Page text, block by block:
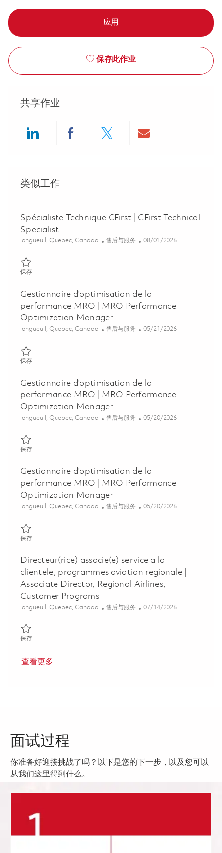
应用
保存此作业
共享作业
类似工作
Spécialiste Technique CFirst | CFirst Technical
Specialist
位置
longueuil, Quebec, Canada 类别
售后与服务 Posted Date
08/01/2026
保存保存 Spécialiste Technique CFirst | CFirst Technical Specialist
Gestionnaire d'optimisation de la
performance MRO | MRO Performance
Optimization Manager
位置
longueuil, Quebec, Canada 类别
售后与服务 Posted Date
05/21/2026
保存保存 Gestionnaire d'optimisation de la performance MRO |
Gestionnaire d'optimisation de la
performance MRO | MRO Performance
Optimization Manager
位置
longueuil, Quebec, Canada 类别
售后与服务 Posted Date
05/20/2026
保存保存 Gestionnaire d'optimisation de la performance MRO |
Gestionnaire d'optimisation de la
performance MRO | MRO Performance
Optimization Manager
位置
longueuil, Quebec, Canada 类别
售后与服务 Posted Date
05/20/2026
保存保存 Gestionnaire d'optimisation de la performance MRO |
Directeur(rice) associe(e) service a la
clientele, programmes aviation regionale |
Associate Director, Regional Airlines,
Customer Programs
位置
longueuil, Quebec, Canada 类别
售后与服务 Posted Date
07/14/2026
保存保存 Directeur(rice) associe(e) service a la clientele,
查看更多
面试过程
你准备好迎接挑战了吗？以下是您的下一步，以及您可以
从我们这里得到什么。